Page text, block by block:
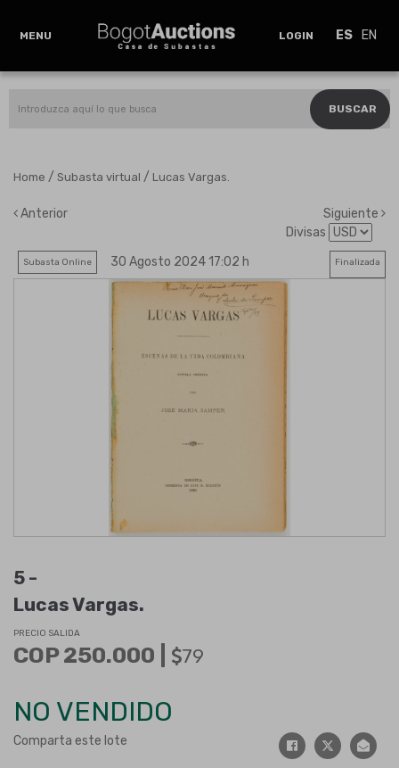
MENU LOGIN ES EN
BUSCAR
Home / Subasta virtual / Lucas Vargas.
Anterior
Siguiente
Divisas
Subasta Online 30 Agosto 2024 17:02 h Finalizada
5 -
Lucas Vargas.
PRECIO SALIDA
COP 250.000 | 79
NO VENDIDO
Comparta este lote